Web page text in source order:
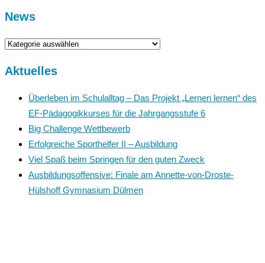
News
News
Aktuelles
Überleben im Schulalltag – Das Projekt „Lernen lernen“ des
EF-Pädagogikkurses für die Jahrgangsstufe 6
Big Challenge Wettbewerb
Erfolgreiche Sporthelfer II – Ausbildung
Viel Spaß beim Springen für den guten Zweck
Ausbildungsoffensive: Finale am Annette-von-Droste-
Hülshoff Gymnasium Dülmen